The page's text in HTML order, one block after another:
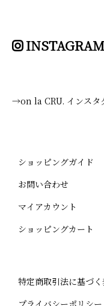
→on la CRU. インスタ
ショッピングガイド
お問い合わせ
マイアカウント
ショッピングカート
特定商取引法に基づく
プライバシーポリシー